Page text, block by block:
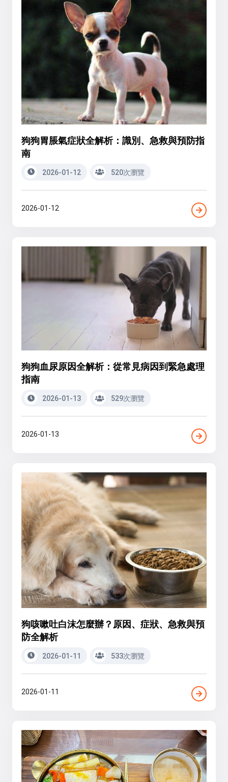
狗狗胃脹氣症狀全解析：識別、急救與預防指
南
2026-01-12 520次瀏覽
2026-01-12
狗狗血尿原因全解析：從常見病因到緊急處理
指南
2026-01-13 529次瀏覽
2026-01-13
狗咳嗽吐白沫怎麼辦？原因、症狀、急救與預
防全解析
2026-01-11 533次瀏覽
2026-01-11